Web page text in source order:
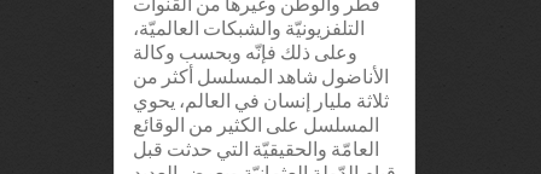
التلفزيونيّة والشبكات العالميّة،
وعلى ذلك فإنّه وبحسب وكالة
الأناضول شاهد المسلسل أكثر من
ثلاثة مليار إنسان في العالم، يحوي
المسلسل على الكثير من الوقائع
العامّة والحقيقيّة التي حدثت قبل